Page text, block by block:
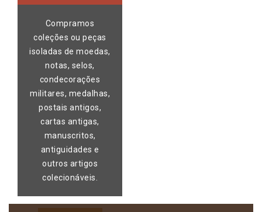
Compramos
coleções ou peças
isoladas de moedas,
notas, selos,
condecorações
militares, medalhas,
postais antigos,
cartas antigas,
manuscritos,
antiguidades e
outros artigos
colecionáveis.